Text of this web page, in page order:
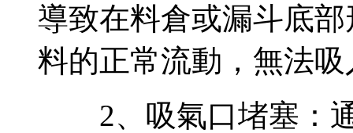
導致在料倉或漏斗底
料的正常流動，無法
2、吸氣口堵塞：通